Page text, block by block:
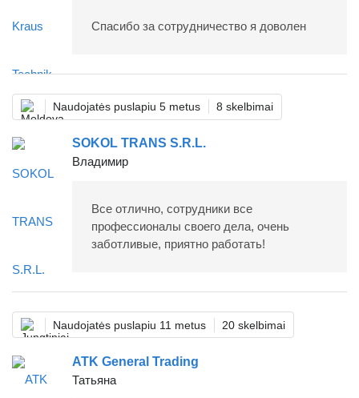
Спасибо за сотрудничество я доволен
Naudojatės puslapiu 5 metus 8 skelbimai
SOKOL TRANS S.R.L.
Владимир
Все отлично, сотрудники все
профессионалы своего дела, очень
заботливые, приятно работать!
Naudojatės puslapiu 11 metus 20 skelbimai
ATK General Trading
Татьяна